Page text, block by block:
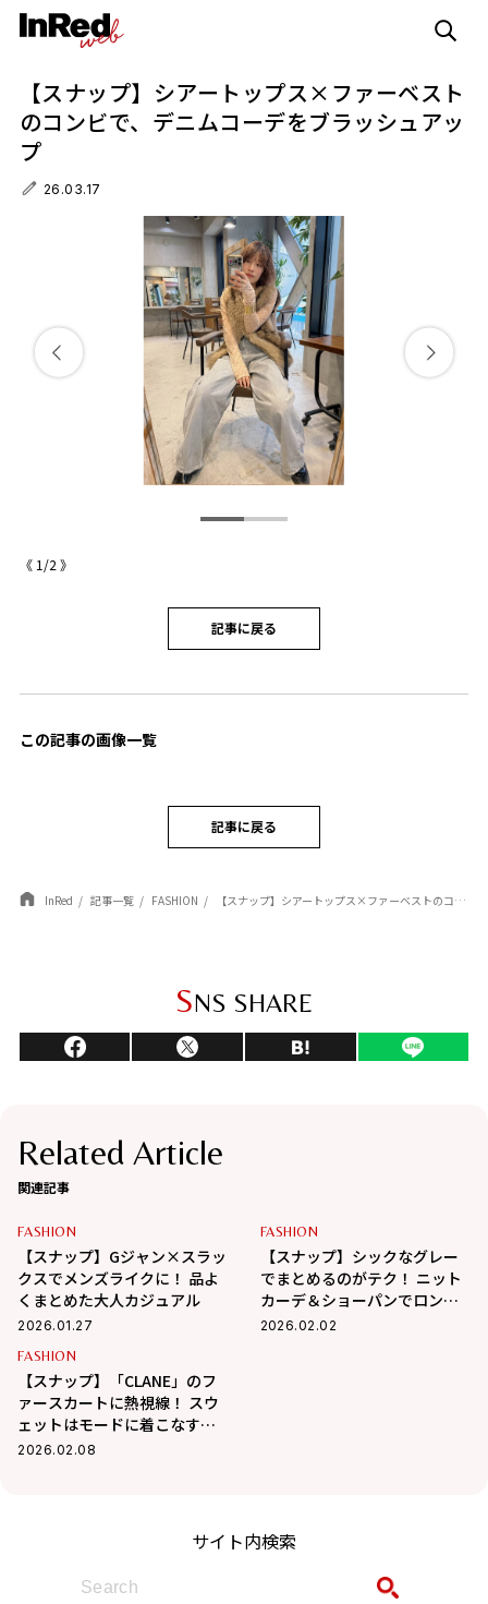
【スナップ】シアートップス×ファーベスト
のコンビで、デニムコーデをブラッシュアッ
プ
26.03.17
《 1 /2 》
記事に戻る
この記事の画像一覧
記事に戻る
InRed 記事一覧 FASHION 【スナップ】シアートップス×ファーベストのコンビで、デニムコーデをブラッシュアップ
SNS SHARE
Related Article
関連記事
FASHION
【スナップ】Gジャン×スラッ
クスでメンズライクに！ 品よ
くまとめた大人カジュアル
2026.01.27
FASHION
【スナップ】シックなグレー
でまとめるのがテク！ ニット
カーデ＆ショーパンでロンパ
ース風の着こなし
2026.02.02
FASHION
【スナップ】「CLANE」のフ
ァースカートに熱視線！ スウ
ェットはモードに着こなすの
が正解
2026.02.08
サイト内検索